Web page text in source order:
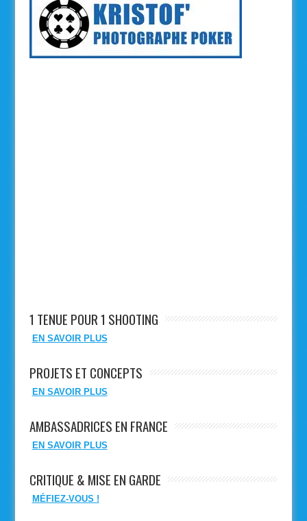
1 TENUE POUR 1 SHOOTING
EN SAVOIR PLUS
PROJETS ET CONCEPTS
EN SAVOIR PLUS
AMBASSADRICES EN FRANCE
EN SAVOIR PLUS
CRITIQUE & MISE EN GARDE
MÉFIEZ-VOUS !